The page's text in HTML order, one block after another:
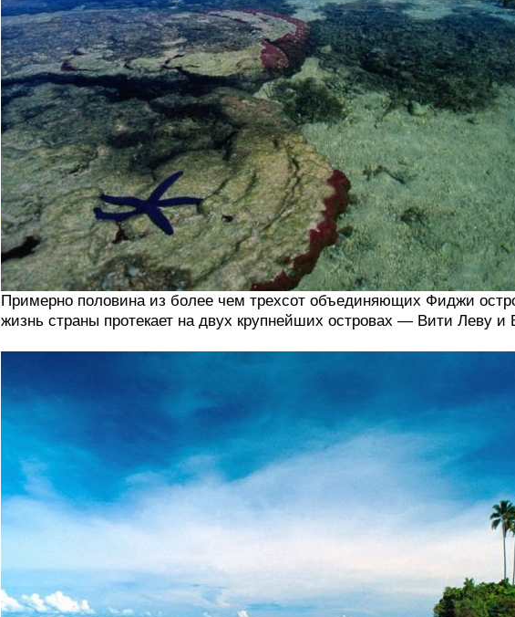
Примерно половина из более чем трехсот объединяющих Фиджи
жизнь страны протекает на двух крупнейших островах — Вити Леву и